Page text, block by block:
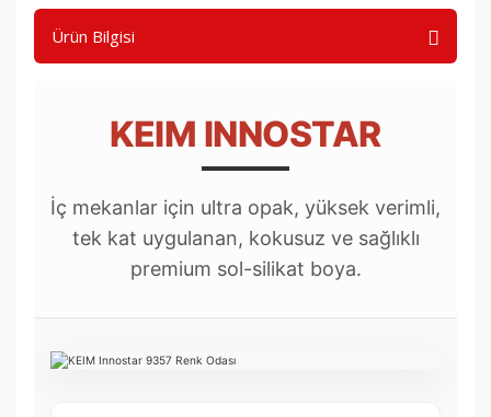
Ürün Bilgisi
KEIM INNOSTAR
İç mekanlar için ultra opak, yüksek verimli,
tek kat uygulanan, kokusuz ve sağlıklı
premium sol-silikat boya.